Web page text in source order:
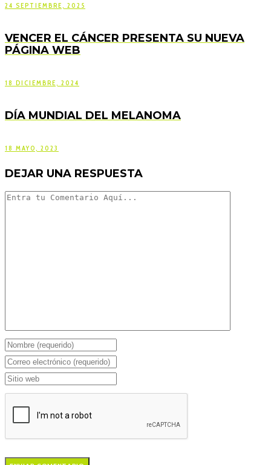
24 SEPTIEMBRE, 2025
VENCER EL CÁNCER PRESENTA SU NUEVA
PÁGINA WEB
18 DICIEMBRE, 2024
DÍA MUNDIAL DEL MELANOMA
18 MAYO, 2023
DEJAR UNA RESPUESTA